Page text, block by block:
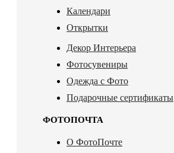
Календари
Открытки
Декор Интерьера
Фотосувениры
Одежда с Фото
Подарочные сертификаты
ФОТОПОЧТА
О ФотоПочте